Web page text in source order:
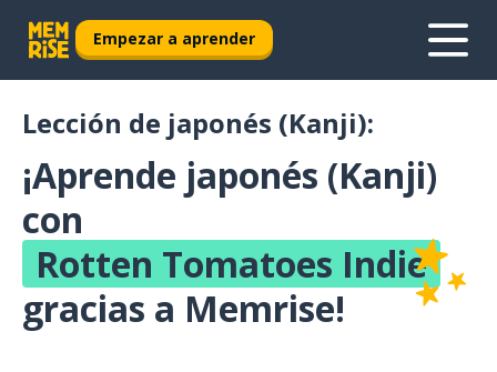
Empezar a aprender
Lección de japonés (Kanji):
¡Aprende japonés (Kanji)
con
Rotten Tomatoes Indie
gracias a Memrise!